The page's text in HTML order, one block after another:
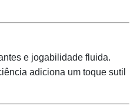
e jogabilidade fluida.
adiciona um toque sutil